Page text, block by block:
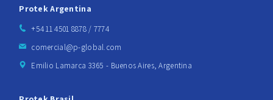
Protek Argentina
+54 11 4501 8878 / 7774
comercial@p-global.com
Emilio Lamarca 3365 - Buenos Aires, Argentina